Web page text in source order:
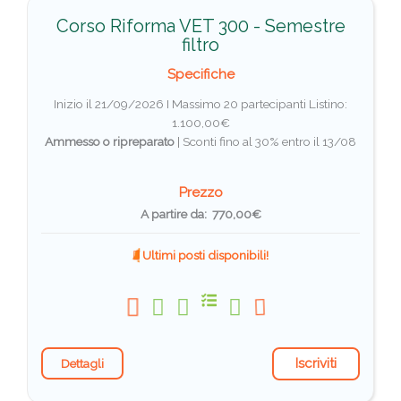
Corso Riforma VET 300 - Semestre
filtro
Specifiche
Inizio il 21/09/2026 I Massimo 20 partecipanti Listino:
1.100,00€
Ammesso o ripreparato | Sconti fino al 30% entro il 13/08
Prezzo
A partire da: 770,00€
Ultimi posti disponibili!
Dettagli Iscriviti